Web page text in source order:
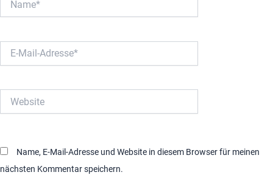
Mail-
Name, E-Mail-Adresse und Website in diesem Browser für meinen
nächsten Kommentar speichern.